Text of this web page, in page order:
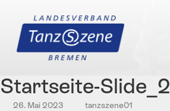
Startseite-Slide_2
26. Mai 2023 tanzszene01